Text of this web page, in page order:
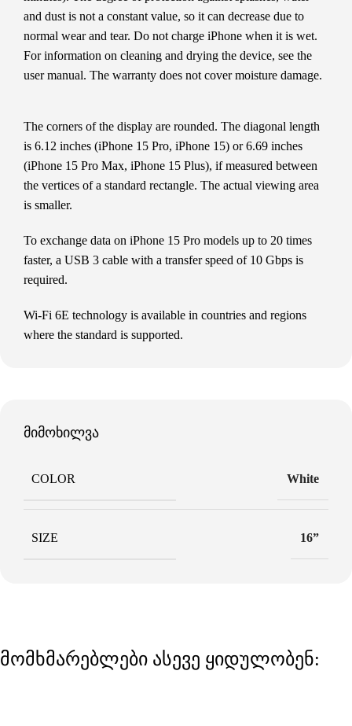
and dust is not a constant value, so it can decrease due to
normal wear and tear. Do not charge iPhone when it is wet.
For information on cleaning and drying the device, see the
user manual. The warranty does not cover moisture damage.
The corners of the display are rounded. The diagonal length
is 6.12 inches (iPhone 15 Pro, iPhone 15) or 6.69 inches
(iPhone 15 Pro Max, iPhone 15 Plus), if measured between
the vertices of a standard rectangle. The actual viewing area
is smaller.
To exchange data on iPhone 15 Pro models up to 20 times
faster, a USB 3 cable with a transfer speed of 10 Gbps is
required.
Wi-Fi 6E technology is available in countries and regions
where the standard is supported.
მიმოხილვა
COLOR White
SIZE 16”
მომხმარებლები ასევე ყიდულობენ: